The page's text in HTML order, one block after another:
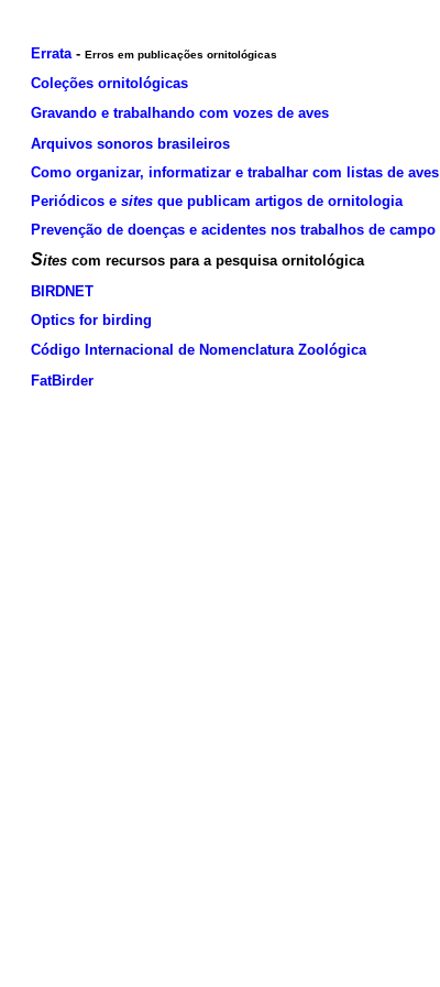
Errata- Erros em publicações ornitológicas
Coleções ornitológicas
Gravando e trabalhando com vozes de aves
Arquivos sonoros brasileiros
Como organizar, informatizar e trabalhar com listas de aves
Periódicos e sites que publicam artigos de ornitologia
Prevenção de doenças e acidentes nos trabalhos de campo
Sites com recursos para a pesquisa ornitológica
BIRDNET
Optics for birding
Código Internacional de Nomenclatura Zoológica
FatBirder